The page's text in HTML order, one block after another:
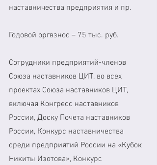
наставничества предприятия и пр.
Годовой оргвзнос – 75 тыс. руб.
Сотрудники предприятий-членов
Союза наставников ЦИТ, во всех
проектах Союза наставников ЦИТ,
включая Конгресс наставников
России, Доску Почета наставников
России, Конкурс наставничества
среди предприятий России на «Кубок
Никиты Изотова», Конкурс